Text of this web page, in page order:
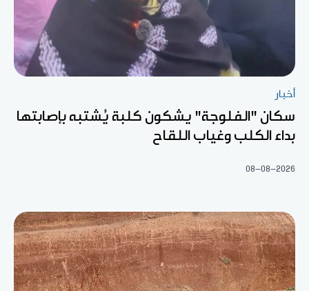
أخبار
سكان "الفلوجة" يشكون كلبة يُشتبه بإصابتها
بداء الكلب وغياب اللقاح
08-08-2026